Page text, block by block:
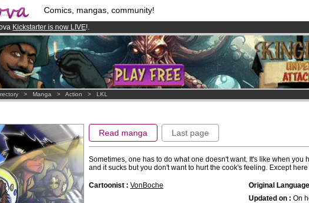
Comics, mangas, community!
Kickstarter is now LIVE!.
membership from3.95 eurosper month !Get membership now
100000 membersand 1000 comics & mangas!.
> Manga > Action > LKL
Read manga Last page
Sometimes, one has to do what one doesn't want. It's like when you
and it sucks but you don't want to hurt the cook's feeling. Except
Cartoonist : VonBoche Original
Updated on : On